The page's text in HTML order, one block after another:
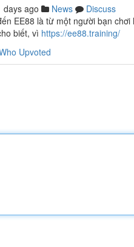
days ago News
Discuss
EE88 là từ một người bạn
biết, vì https://ee88.training/
Upvoted